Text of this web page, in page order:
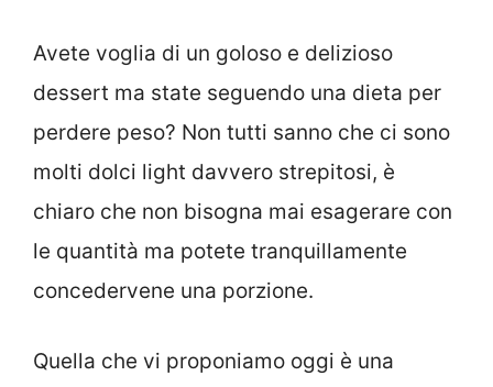
Avete voglia di un goloso e delizioso
dessert ma state seguendo una dieta per
perdere peso? Non tutti sanno che ci sono
molti dolci light davvero strepitosi, è
chiaro che non bisogna mai esagerare con
le quantità ma potete tranquillamente
concedervene una porzione.
Quella che vi proponiamo oggi è una